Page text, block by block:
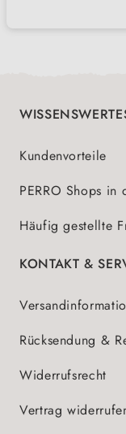
Kundenvorteile
PERRO Shops in
Häufig gestellte
KONTAKT &
Rücksendung &
Widerrufsrecht
Vertrag